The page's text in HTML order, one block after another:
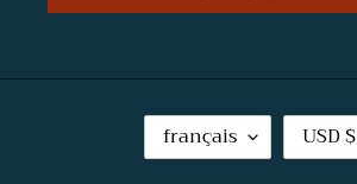
A
français
D
E
USD $